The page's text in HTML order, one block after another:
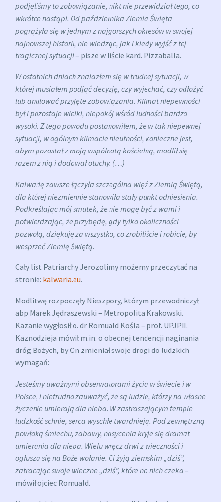
podjęliśmy to zobowiązanie, nikt nie przewidział tego, co
wkrótce nastąpi. Od października Ziemia Święta
pogrążyła się w jednym z najgorszych okresów w swojej
najnowszej historii, nie wiedząc, jak i kiedy wyjść z tej
tragicznej sytuacji– pisze w liście kard. Pizzaballa.
W ostatnich dniach znalazłem się w trudnej sytuacji, w
której musiałem podjąć decyzję, czy wyjechać, czy odłożyć
lub anulować przyjęte zobowiązania. Klimat niepewności
był i pozostaje wielki, niepokój wśród ludności bardzo
wysoki. Z tego powodu postanowiłem, że w tak niepewnej
sytuacji, w ogólnym klimacie nieufności, konieczne jest,
abym pozostał z moją wspólnotą kościelną, modlił się
razem z nią i dodawał otuchy. (…)
Kalwarię zawsze łączyła szczególna więź z Ziemią Świętą,
dla której niezmiennie stanowiła stały punkt odniesienia.
Podkreślając mój smutek, że nie mogę być z wami i
potwierdzając, że przybędę, gdy tylko okoliczności
pozwolą, dziękuję za wszystko, co zrobiliście i robicie, by
wesprzeć Ziemię Świętą.
Cały list Patriarchy Jerozolimy możemy przeczytać na
stronie: kalwaria.eu.
Modlitwę rozpoczęły Nieszpory, którym przewodniczył
abp Marek Jędraszewski – Metropolita Krakowski.
Kazanie wygłosił o. dr Romuald Kośla – prof. UPJPII.
Kaznodzieja mówił m.in. o obecnej tendencji naginania
dróg Bożych, by On zmieniał swoje drogi do ludzkich
wymagań:
Jesteśmy uważnymi obserwatorami życia w świecie i w
Polsce, i nietrudno zauważyć, że są ludzie, którzy na własne
życzenie umierają dla nieba. W zastraszającym tempie
ludzkość schnie, serca wyschłe twardnieją. Pod zewnętrzną
powłoką śmiechu, zabawy, nasycenia kryje się dramat
umierania dla nieba. Wielu wręcz drwi z wieczności i
ogłusza się na Boże wołanie. Ci żyją ziemskim „dziś”,
zatracając swoje wieczne „dziś”, które na nich czeka –
mówił ojciec Romuald.